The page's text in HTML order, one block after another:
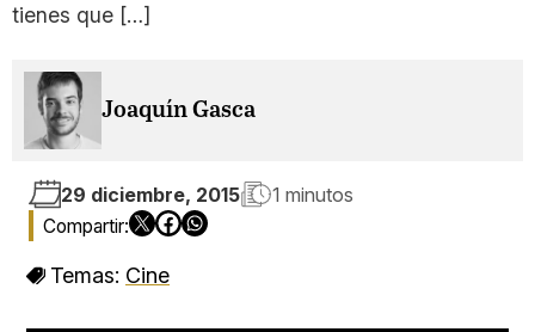
tienes que […]
Joaquín Gasca
29 diciembre, 2015 1 minutos
Temas: Cine